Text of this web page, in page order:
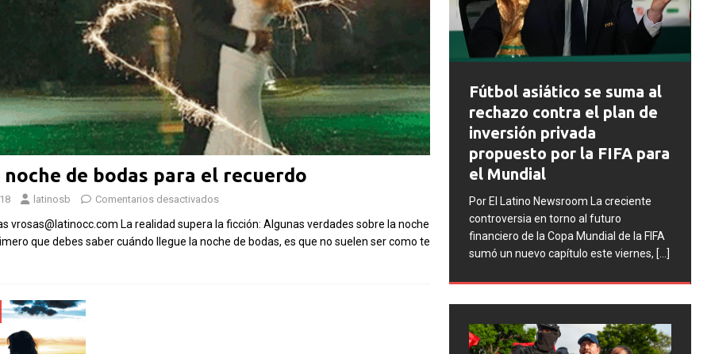
noche de bodas para el recuerdo
latinosb Comentarios desactivados
vrosas@latinocc.com La realidad supera la ficción: Algunas verdades sobre la noche
que debes saber cuándo llegue la noche de bodas, es que no suelen ser como te
Las Islas Malvinas y el
deporte: una historia de
identidad, memoria y
pasión nacional
Por El Latino Newsroom El deporte ha
sido, a lo largo de la historia, mucho más
que una competencia entre equipos o
atletas. En numerosas[...]
Fútbol asiático se suma al
rechazo contra el plan de
inversión privada
propuesto por la FIFA para
el Mundial
Por El Latino Newsroom La creciente
controversia en torno al futuro
financiero de la Copa Mundial de la FIFA
sumó un nuevo capítulo este viernes,[...]
FIFA abre expedientes
disciplinarios contra
Argentina tras los
incidentes en la final
Mundial 2026
Por El Latino Newsroom La FIFA
una serie de procesos
contra la Asociación del Fútbol
Argentino (AFA), cuatro